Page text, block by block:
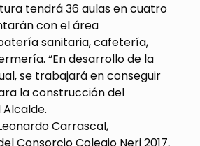
tendrá 36 aulas en cuatro
con el área
sanitaria, cafetería,
“En desarrollo de la
se trabajará en conseguir
la construcción del
Alcalde.
Carrascal,